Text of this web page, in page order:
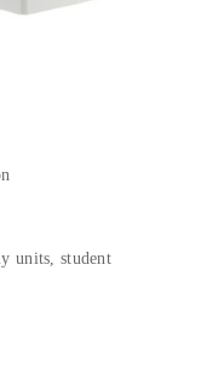
units, student